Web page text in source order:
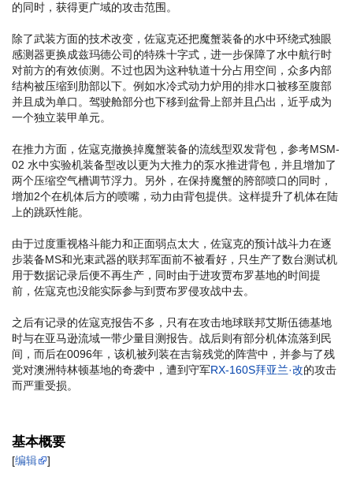
的同时，获得更广域的攻击范围。
除了武装方面的技术改变，佐寇克还把魔蟹装备的水中环绕式独眼
感测器更换成兹玛德公司的特殊十字式，进一步保障了水中航行时
对前方的有效侦测。不过也因为这种轨道十分占用空间，众多内部
结构被压缩到肋部以下。例如水冷式动力炉用的排水口被移至腹部
并且成为单口。驾驶舱部分也下移到盆骨上部并且凸出，近乎成为
一个独立装甲单元。
在推力方面，佐寇克撤换掉魔蟹装备的流线型双发背包，参考MSM-
02 水中实验机装备型改以更为大推力的泵水推进背包，并且增加了
两个压缩空气槽调节浮力。另外，在保持魔蟹的胯部喷口的同时，
增加2个在机体后方的喷嘴，动力由背包提供。这样提升了机体在陆
上的跳跃性能。
由于过度重视格斗能力和正面弱点太大，佐寇克的预计战斗力在逐
步装备MS和光束武器的联邦军面前不被看好，只生产了数台测试机
用于数据记录后便不再生产，同时由于进攻贾布罗基地的时间提
前，佐寇克也没能实际参与到贾布罗侵攻战中去。
之后有记录的佐寇克报告不多，只有在攻击地球联邦艾斯伍德基地
时与在亚马逊流域一带少量目测报告。战后则有部分机体流落到民
间，而后在0096年，该机被列装在吉翁残党的阵营中，并参与了残
党对澳洲特林顿基地的奇袭中，遭到守军RX-160S拜亚兰·改的攻击
而严重受损。
基本概要
[编辑 ]